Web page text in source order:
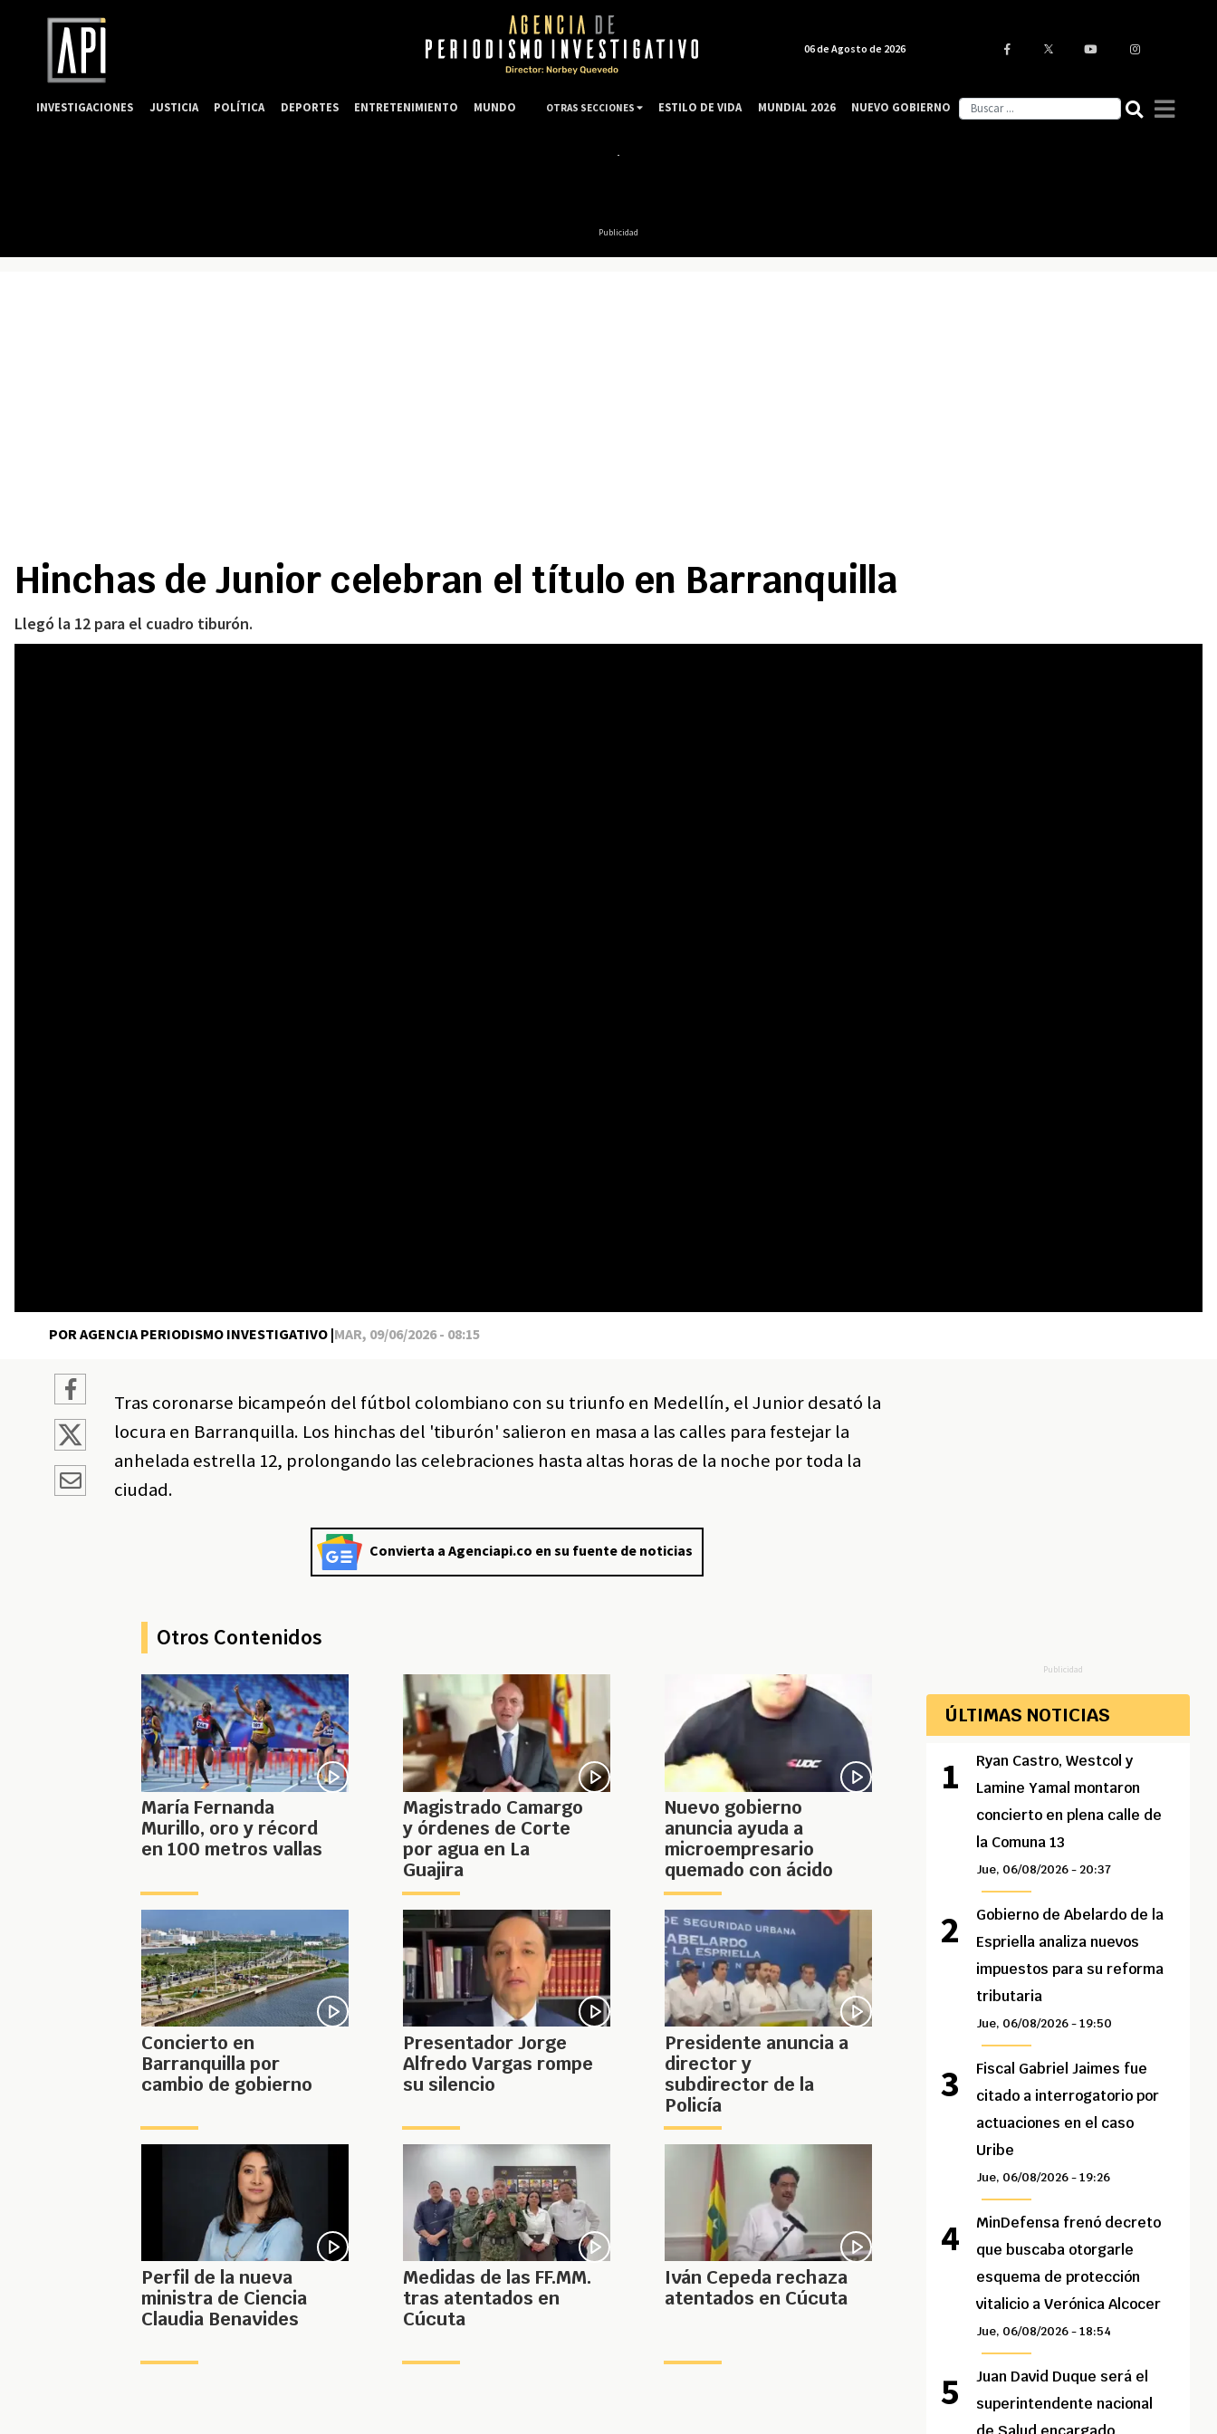
Publicidad
Hinchas de Junior celebran el título en Barranquilla
Llegó la 12 para el cuadro tiburón.
POR AGENCIA PERIODISMO INVESTIGATIVO |MAR, 09/06/2026 - 08:15
Tras coronarse bicampeón del fútbol colombiano con su triunfo en Medellín, el Junior desató la
locura en Barranquilla. Los hinchas del 'tiburón' salieron en masa a las calles para festejar la
anhelada estrella 12, prolongando las celebraciones hasta altas horas de la noche por toda la
ciudad.
Convierta a Agenciapi.co en su fuente de noticias
Otros Contenidos
María Fernanda
Murillo, oro y récord
en 100 metros vallas
Magistrado Camargo
y órdenes de Corte
por agua en La
Guajira
Nuevo gobierno
anuncia ayuda a
microempresario
quemado con ácido
Concierto en
Barranquilla por
cambio de gobierno
Presentador Jorge
Alfredo Vargas rompe
su silencio
Presidente anuncia a
director y
subdirector de la
Policía
Perfil de la nueva
ministra de Ciencia
Claudia Benavides
Medidas de las FF.MM.
tras atentados en
Cúcuta
Iván Cepeda rechaza
atentados en Cúcuta
Publicidad
ÚLTIMAS NOTICIAS
Ryan Castro, Westcol y
Lamine Yamal montaron
concierto en plena calle de
la Comuna 13
Jue, 06/08/2026 - 20:37
Gobierno de Abelardo de la
Espriella analiza nuevos
impuestos para su reforma
tributaria
Jue, 06/08/2026 - 19:50
Fiscal Gabriel Jaimes fue
citado a interrogatorio por
actuaciones en el caso
Uribe
Jue, 06/08/2026 - 19:26
MinDefensa frenó decreto
que buscaba otorgarle
esquema de protección
vitalicio a Verónica Alcocer
Jue, 06/08/2026 - 18:54
Juan David Duque será el
superintendente nacional
06 de Agosto de 2026
INVESTIGACIONES JUSTICIA POLÍTICA DEPORTES ENTRETENIMIENTO MUNDO OTRAS SECCIONES ESTILO DE VIDA MUNDIAL 2026 NUEVO GOBIERNO